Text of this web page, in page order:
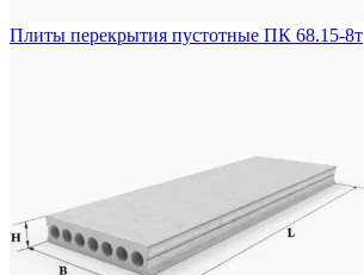
Плиты перекрытия пустотные ПК 68.15-8т